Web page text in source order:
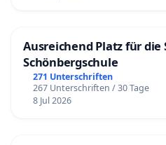
Ausreichend Platz für die
Schönbergschule
271 Unterschriften
267 Unterschriften / 30 Tage
8 Jul 2026